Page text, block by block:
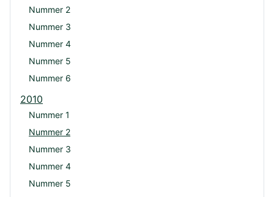
Nummer 2
Nummer 3
Nummer 4
Nummer 5
Nummer 6
2010
Nummer 1
Nummer 2
Nummer 3
Nummer 4
Nummer 5